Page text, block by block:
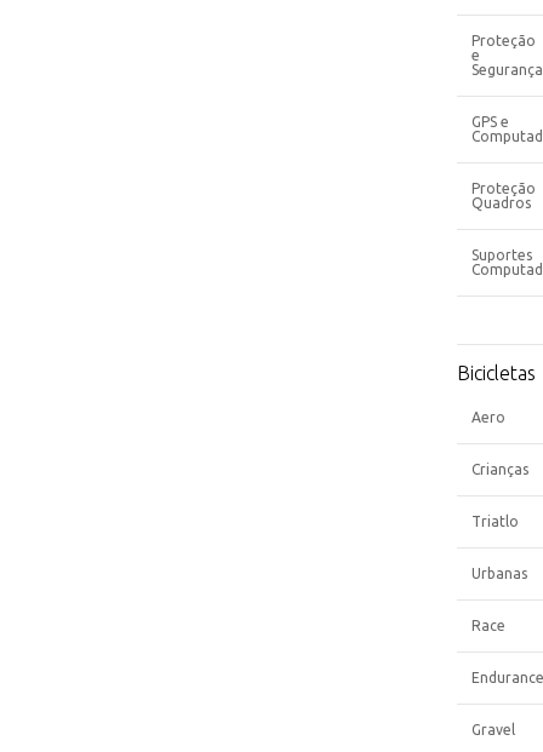
Proteção
e
Segurança
GPS e
Proteção
Quadros
Suportes
Bicicletas
Aero
Crianças
Triatlo
Urbanas
Race
Endurance
Gravel